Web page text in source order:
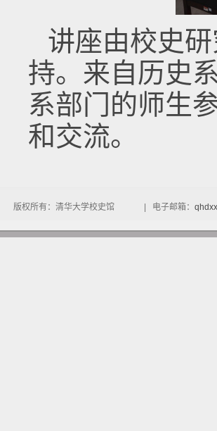
讲座由校史
持。来自历史
系部门的师生
和交流。
版权所有：清华大学校史馆 | 电子邮箱：